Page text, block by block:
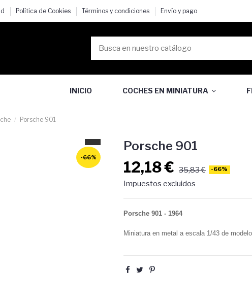
Política de Cookies Términos y condiciones Envío y pago
INICIO COCHES EN MINIATURA
Porsche 901
-66%
Porsche 901
12,18 € 35,83 € -66%
Impuestos excluidos
Porsche 901 - 1964
Miniatura en metal a escala 1/43 de